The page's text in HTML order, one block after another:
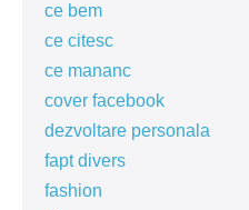
ce bem
ce citesc
ce mananc
cover facebook
dezvoltare personala
fapt divers
fashion